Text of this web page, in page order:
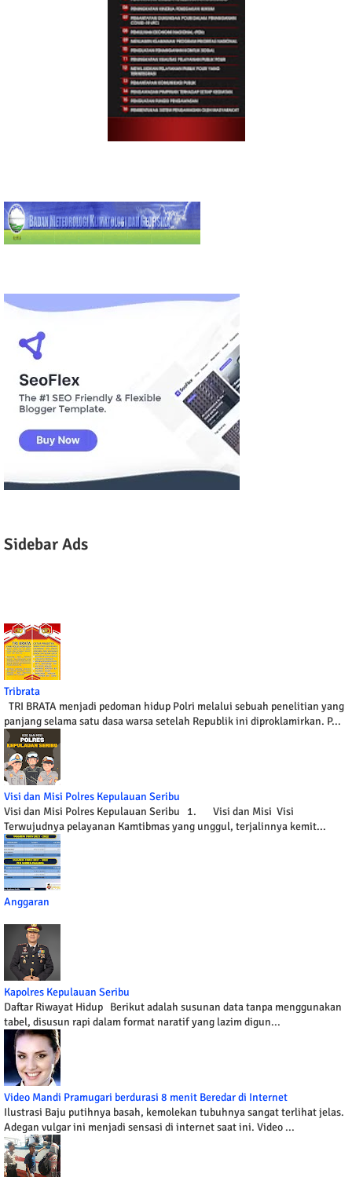
Sidebar Ads
Tribrata
TRI BRATA menjadi pedoman hidup Polri melalui sebuah penelitian yang
panjang selama satu dasa warsa setelah Republik ini diproklamirkan. P...
Visi dan Misi Polres Kepulauan Seribu
Visi dan Misi Polres Kepulauan Seribu 1. Visi dan Misi Visi
Terwujudnya pelayanan Kamtibmas yang unggul, terjalinnya kemit...
Anggaran
Kapolres Kepulauan Seribu
Daftar Riwayat Hidup Berikut adalah susunan data tanpa menggunakan
tabel, disusun rapi dalam format naratif yang lazim digun...
Video Mandi Pramugari berdurasi 8 menit Beredar di Internet
Ilustrasi Baju putihnya basah, kemolekan tubuhnya sangat terlihat jelas.
Adegan vulgar ini menjadi sensasi di internet saat ini. Video ...